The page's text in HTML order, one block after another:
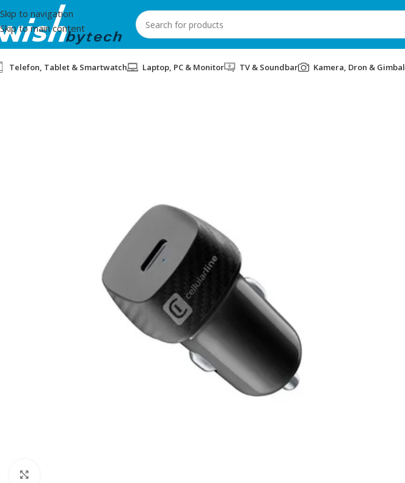
Skip to navigation
Skip to main content
Telefon, Tablet & Smartwatch Laptop, PC & Monitor TV & Soundbar Kamera, Dron & Gimbal